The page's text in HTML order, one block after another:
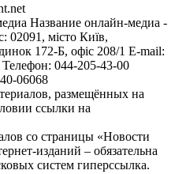
Название онлайн-медиа -
02091, місто Київ,
172-Б, офіс 208/1 E-mail:
Телефон: 044-205-43-00
06068
размещённых на
ссылки на
со страницы «Новости
изданий – обязательна
систем гиперссылка.